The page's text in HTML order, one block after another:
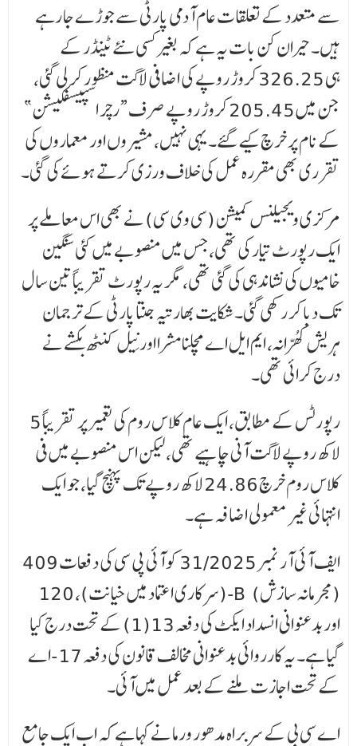
سے متعدد کے تعلقات عام آدمی پارٹی سے جوڑے جا رہے
ہیں۔ حیران کن بات یہ ہے کہ بغیر کسی نئے ٹینڈر کے
ہی 326.25 کروڑ روپے کی اضافی لاگت منظور کر لی گئی،
جن میں 205.45 کروڑ روپے صرف “رچر اسپیسفکیشن”
کے نام پر خرچ کیے گئے۔ یہی نہیں، مشیروں اور معماروں کی
تقرری بھی مقررہ عمل کی خلاف ورزی کرتے ہوئے کی گئی۔
مرکزی ویجیلنس کمیشن (سی وی سی) نے بھی اس معاملے پر
ایک رپورٹ تیار کی تھی، جس میں منصوبے میں کئی سنگین
خامیوں کی نشاندہی کی گئی تھی، مگر یہ رپورٹ تقریباً تین سال
تک دبا کر رکھی گئی۔ شکایت بھارتیہ جنتا پارٹی کے ترجمان
ہریش کھُرّانہ، ایم ایل اے کپل مشرا اور نِیل کنٹھ بکشے نے
درج کرائی تھی۔
رپورٹس کے مطابق، ایک عام کلاس روم کی تعمیر پر تقریباً 5
لاکھ روپے لاگت آنی چاہیے تھی، لیکن اس منصوبے میں فی
کلاس روم خرچ 24.86 لاکھ روپے تک پہنچ گیا، جو ایک
انتہائی غیر معمولی اضافہ ہے۔
ایف آئی آر نمبر 31/2025 کو آئی پی سی کی دفعات 409
(سرکاری اعتماد میں خیانت)، 120-B (مجرمانہ سازش)
اور بدعنوانی انسداد ایکٹ کی دفعہ 13(1) کے تحت درج کیا
گیا ہے۔ یہ کارروائی بدعنوانی مخالف قانون کی دفعہ 17-اے
کے تحت اجازت ملنے کے بعد عمل میں آئی۔
اے سی بی کے سربراہ مدھور ورما نے کہا ہے کہ اب ایک جامع